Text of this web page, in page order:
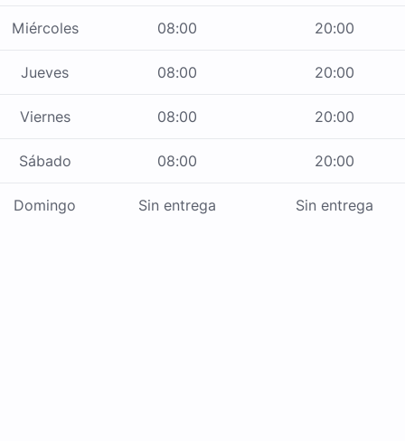
Miércoles 08:00 20:00
Jueves 08:00 20:00
Viernes 08:00 20:00
Sábado 08:00 20:00
Domingo Sin entrega Sin entrega